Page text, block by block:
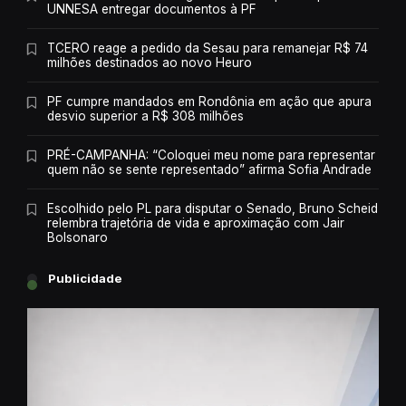
UNNESA entregar documentos à PF
TCERO reage a pedido da Sesau para remanejar R$ 74
milhões destinados ao novo Heuro
PF cumpre mandados em Rondônia em ação que apura
desvio superior a R$ 308 milhões
PRÉ-CAMPANHA: “Coloquei meu nome para representar
quem não se sente representado” afirma Sofia Andrade
Escolhido pelo PL para disputar o Senado, Bruno Scheid
relembra trajetória de vida e aproximação com Jair
Bolsonaro
Publicidade